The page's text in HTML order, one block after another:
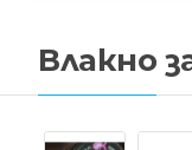
Влакно